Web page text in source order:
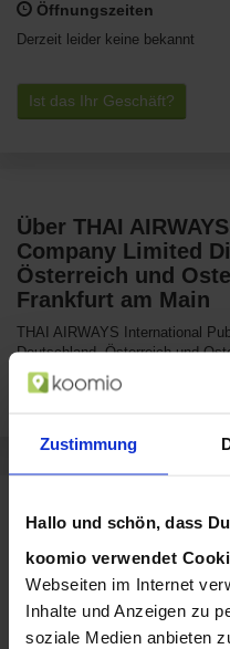
Zustimmung
Hallo und schön, dass
koomio verwendet
Webseiten im Internet
Inhalte und Anzeigen zu
soziale Medien anbieten
Öffnungszeiten
Derzeit leider keine bekannt
Ist das Ihr Geschäft?
Über THAI
Company Limited
Österreich und
Frankfurt am Main
THAI AIRWAYS International
Deutschland, Österreich und
anderem für Urlaub, Reisen &
Reisen, Städtereisen.
Sortiment von THAI
Public Company
Deutschland,
THAI AIRWAYS International
Deutschland, Österreich und
Kategorien: